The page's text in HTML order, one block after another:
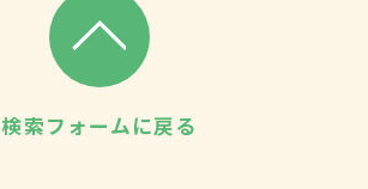
検索フォームに戻る